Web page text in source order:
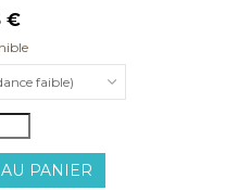
€
faible)
PANIER